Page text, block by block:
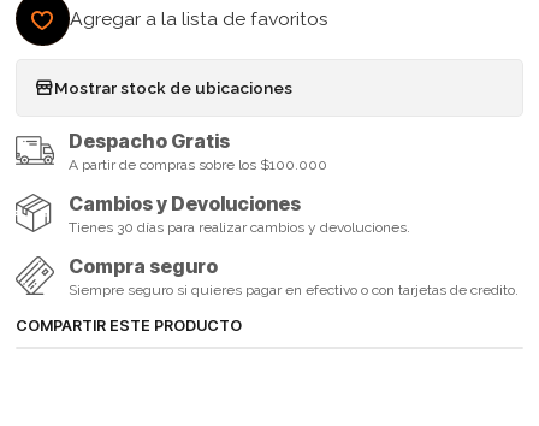
Agregar a la lista de favoritos
Mostrar stock de ubicaciones
Despacho Gratis
A partir de compras sobre los $100.000
Cambios y Devoluciones
Tienes 30 días para realizar cambios y devoluciones.
Compra seguro
Siempre seguro si quieres pagar en efectivo o con tarjetas de credito.
COMPARTIR ESTE PRODUCTO